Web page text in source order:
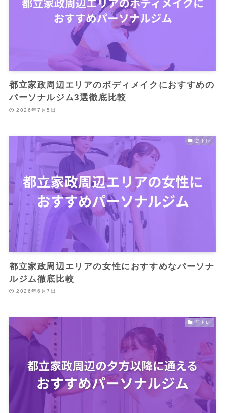
都立家政周辺エリアのボディメイクにおすすめの
パーソナルジム3選徹底比較
2026年7月5日
筋トレ
都立家政周辺エリアの女性におすすめなパーソナ
ルジム徹底比較
2026年6月7日
筋トレ